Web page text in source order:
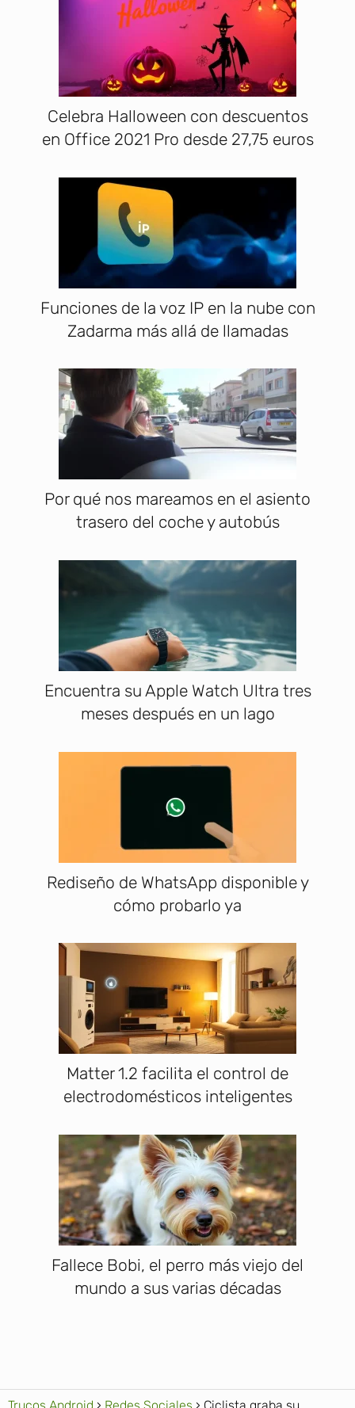
Celebra Halloween con descuentos
en Office 2021 Pro desde 27,75 euros
Funciones de la voz IP en la nube con
Zadarma más allá de llamadas
Por qué nos mareamos en el asiento
trasero del coche y autobús
Encuentra su Apple Watch Ultra tres
meses después en un lago
Rediseño de WhatsApp disponible y
cómo probarlo ya
Matter 1.2 facilita el control de
electrodomésticos inteligentes
Fallece Bobi, el perro más viejo del
mundo a sus varias décadas